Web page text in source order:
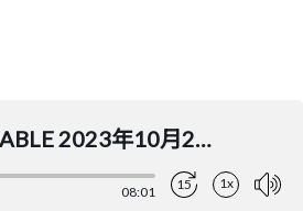
NEWS TO THE TABLE 2023年10月2日（月）
08:01 15 1x